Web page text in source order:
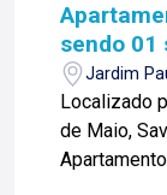
sendo 01
Paulista
Jardim
Localizado
de Maio,